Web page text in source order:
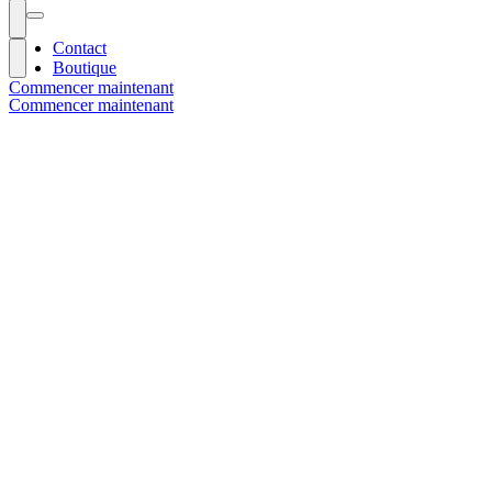
Commencer maintenant
Contact
Boutique
Commencer maintenant